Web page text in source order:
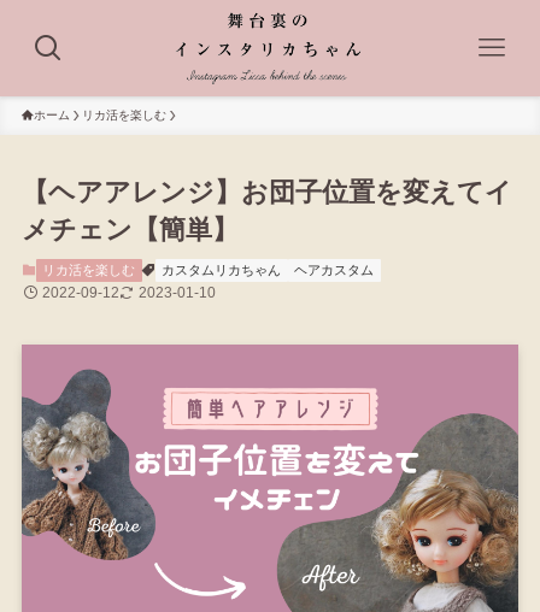
ホーム リカ活を楽しむ
【ヘアアレンジ】お団子位置を変えてイ
メチェン【簡単】
リカ活を楽しむ カスタムリカちゃん ヘアカスタム
2022-09-12 2023-01-10